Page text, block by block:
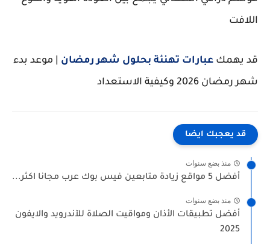
اللافت
قد يهمك عبارات تهنئة بحلول شهر رمضان | موعد بدء
شهر رمضان 2026 وكيفية الاستعداد
قد يعجبك ايضا
منذ بضع سنوات
أفضل 5 مواقع زيادة متابعين فيس بوك عرب مجانا اكثر...
منذ بضع سنوات
أفضل تطبيقات الأذان ومواقيت الصلاة للآندرويد والايفون
2025